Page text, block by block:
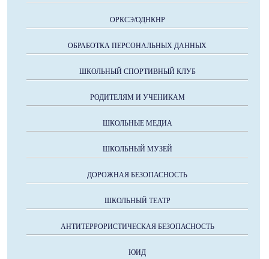
ОРКСЭ/ОДНКНР
ОБРАБОТКА ПЕРСОНАЛЬНЫХ ДАННЫХ
ШКОЛЬНЫЙ СПОРТИВНЫЙ КЛУБ
РОДИТЕЛЯМ И УЧЕНИКАМ
ШКОЛЬНЫЕ МЕДИА
ШКОЛЬНЫЙ МУЗЕЙ
ДОРОЖНАЯ БЕЗОПАСНОСТЬ
ШКОЛЬНЫЙ ТЕАТР
АНТИТЕРРОРИСТИЧЕСКАЯ БЕЗОПАСНОСТЬ
ЮИД